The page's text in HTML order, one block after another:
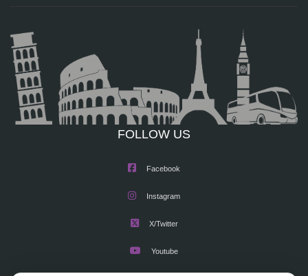
FOLLOW US
Facebook
Instagram
X/Twitter
Youtube